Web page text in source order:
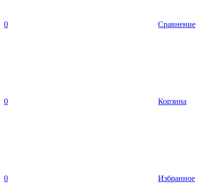
0 Сравнение
0 Корзина
0 Избранное